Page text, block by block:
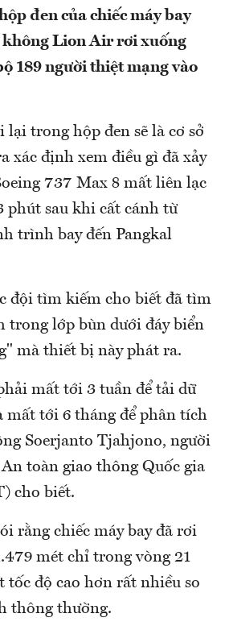
đen của chiếc máy bay
không Lion Air rơi xuống
189 người thiệt mạng vào
trong hộp đen sẽ là cơ sở
xác định xem điều gì đã xảy
737 Max 8 mất liên lạc
phút sau khi cất cánh từ
trình bay đến Pangkal
đội tìm kiếm cho biết đã tìm
trong lớp bùn dưới đáy biển
mà thiết bị này phát ra.
mất tới 3 tuần để tải dữ
mất tới 6 tháng để phân tích
Soerjanto Tjahjono, người
toàn giao thông Quốc gia
cho biết.
rằng chiếc máy bay đã rơi
mét chỉ trong vòng 21
tốc độ cao hơn rất nhiều so
thông thường.